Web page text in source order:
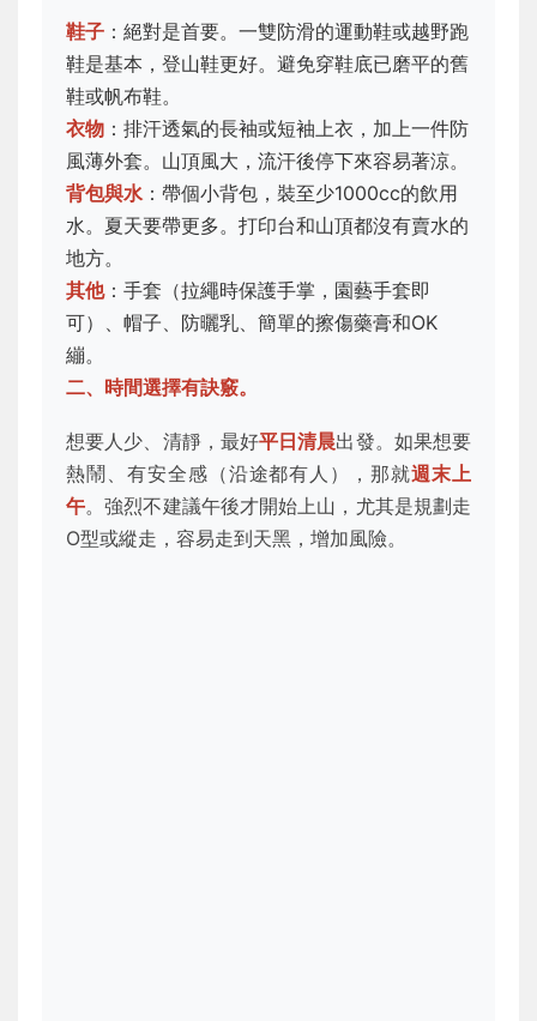
鞋子 ：絕對是首要。一雙防滑的運動鞋或越野跑
鞋是基本，登山鞋更好。避免穿鞋底已磨平的舊
鞋或帆布鞋。
衣物 ：排汗透氣的長袖或短袖上衣，加上一件防
風薄外套。山頂風大，流汗後停下來容易著涼。
背包與水：帶個小背包，裝至少1000cc的飲用
水。夏天要帶更多。打印台和山頂都沒有賣水的
地方。
其他：手套（拉繩時保護手掌，園藝手套即
可）、帽子、防曬乳、簡單的擦傷藥膏和OK
繃。
二、時間選擇有訣竅。
想要人少、清靜，最好平日清晨出發。如果想要
熱鬧、有安全感（沿途都有人），那就週末上
午。強烈不建議午後才開始上山，尤其是規劃走
O型或縱走，容易走到天黑，增加風險。